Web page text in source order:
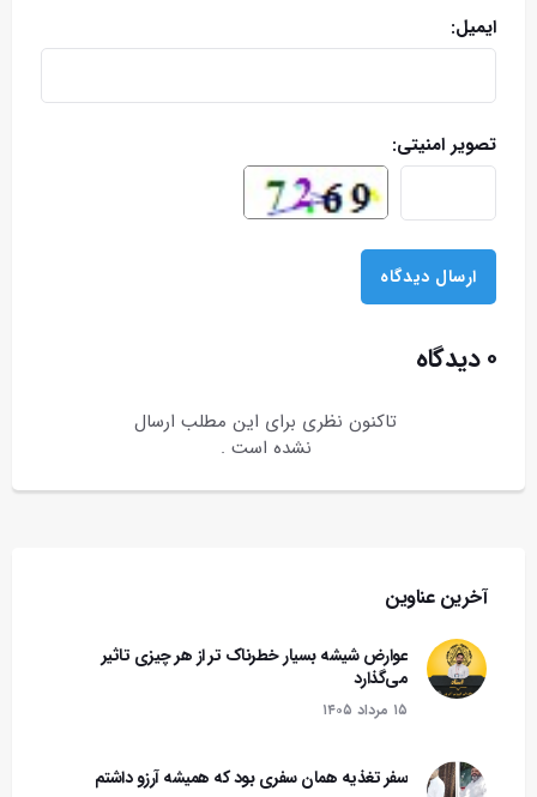
ایمیل:
تصویر امنیتی:
۰ دیدگاه
تاکنون نظری برای این مطلب ارسال
نشده است .
آخرین عناوین
عوارض شیشه بسیار خطرناک تر از هر چیزی تاثیر
می‌گذارد
۱۵ مرداد ۱۴۰۵
سفر تغذیه همان سفری بود که همیشه آرزو داشتم